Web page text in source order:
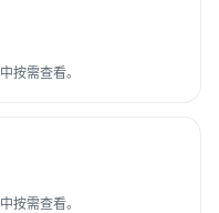
按需查看。
按需查看。